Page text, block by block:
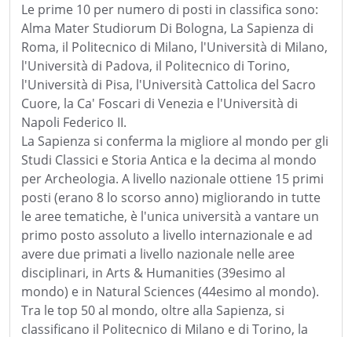
Le prime 10 per numero di posti in classifica sono:
Alma Mater Studiorum Di Bologna, La Sapienza di
Roma, il Politecnico di Milano, l'Università di Milano,
l'Università di Padova, il Politecnico di Torino,
l'Università di Pisa, l'Università Cattolica del Sacro
Cuore, la Ca' Foscari di Venezia e l'Università di
Napoli Federico II.
La Sapienza si conferma la migliore al mondo per gli
Studi Classici e Storia Antica e la decima al mondo
per Archeologia. A livello nazionale ottiene 15 primi
posti (erano 8 lo scorso anno) migliorando in tutte
le aree tematiche, è l'unica università a vantare un
primo posto assoluto a livello internazionale e ad
avere due primati a livello nazionale nelle aree
disciplinari, in Arts & Humanities (39esimo al
mondo) e in Natural Sciences (44esimo al mondo).
Tra le top 50 al mondo, oltre alla Sapienza, si
classificano il Politecnico di Milano e di Torino, la